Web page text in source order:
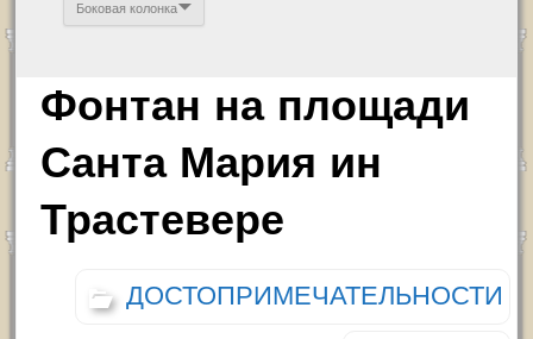
Боковая колонка
Фонтан на площади
Санта Мария ин
Трастевере
ДОСТОПРИМЕЧАТЕЛЬНОСТИ